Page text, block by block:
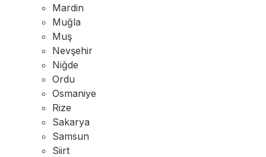
Mardin
Muğla
Muş
Nevşehir
Niğde
Ordu
Osmaniye
Rize
Sakarya
Samsun
Siirt